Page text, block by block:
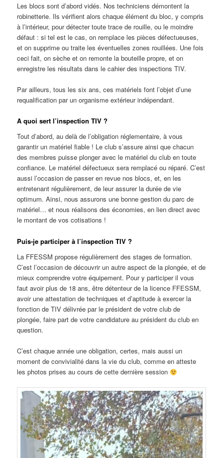
Les blocs sont d’abord vidés. Nos techniciens démontent la
robinetterie. Ils vérifient alors chaque élément du bloc, y compris
à l’intérieur, pour détecter toute trace de rouille, ou le moindre
défaut : si tel est le cas, on remplace les pièces défectueuses,
et on supprime ou traite les éventuelles zones rouillées. Une fois
ceci fait, on sèche et on remonte la bouteille propre, et on
enregistre les résultats dans le cahier des inspections TIV.
Par ailleurs, tous les six ans, ces matériels font l’objet d’une
requalification par un organisme extérieur indépendant.
A quoi sert l’inspection TIV ?
Tout d’abord, au delà de l’obligation réglementaire, à vous
garantir un matériel fiable ! Le club s’assure ainsi que chacun
des membres puisse plonger avec le matériel du club en toute
confiance. Le matériel défectueux sera remplacé ou réparé. C’est
aussi l’occasion de passer en revue nos blocs, et, en les
entretenant régulièrement, de leur assurer la durée de vie
optimum. Ainsi, nous assurons une bonne gestion du parc de
matériel… et nous réalisons des économies, en lien direct avec
le montant de vos cotisations !
Puis-je participer à l’inspection TIV ?
La FFESSM propose régulièrement des stages de formation.
C’est l’occasion de découvrir un autre aspect de la plongée, et de
mieux comprendre votre équipement. Pour y participer il vous
faut avoir plus de 18 ans, être détenteur de la licence FFESSM,
avoir une attestation de techniques et d’aptitude à exercer la
fonction de TIV délivrée par le président de votre club de
plongée, faire part de votre candidature au président du club en
question.
C’est chaque année une obligation, certes, mais aussi un
moment de convivialité dans la vie du club, comme en atteste
les photos prises au cours de cette dernière session